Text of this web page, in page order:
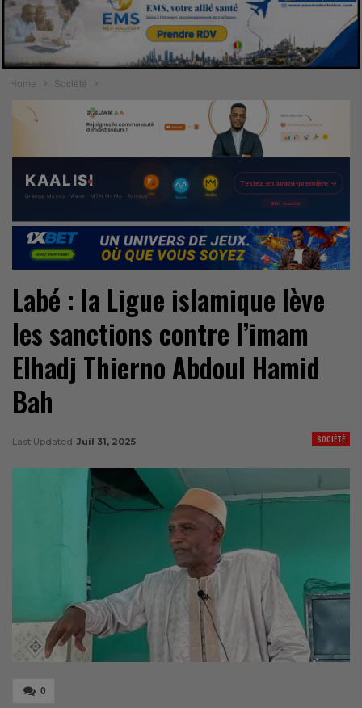
Home Société
Labé : la Ligue islamique lève
les sanctions contre l’imam
Elhadj Thierno Abdoul Hamid
Bah
SOCIÉTÉ
Last Updated Juil 31, 2025
0